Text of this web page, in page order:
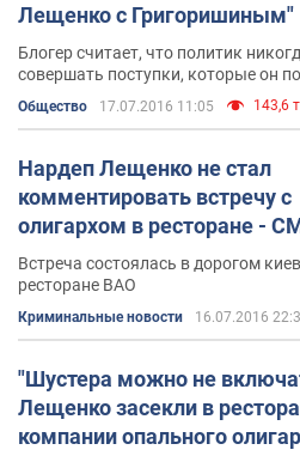
Лещенко с Григоришиным"
Блогер считает, что политик
совершать поступки, которые он
сможет объяснить публично
Общество 17.07.2016 11:05 143,6
Нардеп Лещенко не стал
комментировать встречу с
олигархом в ресторане -
Встреча состоялась в дорогом
ресторане BAO
Криминальные новости 16.07.2016
"Шустера можно не
Лещенко засекли в
компании опального